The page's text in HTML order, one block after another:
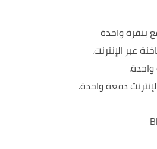
دفعة واحدة.